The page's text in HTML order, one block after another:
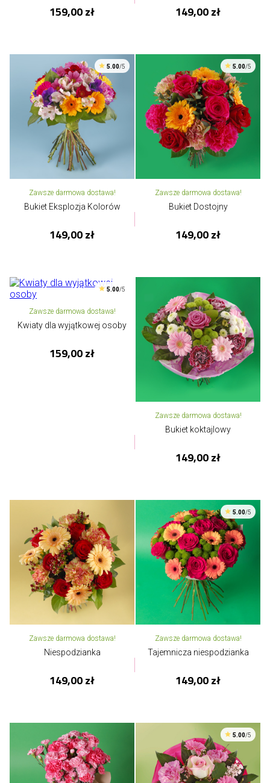
159,00 zł 149,00 zł
5.00/5
Zawsze darmowa dostawa!
Bukiet Eksplozja Kolorów
149,00 zł
5.00/5
Zawsze darmowa dostawa!
Bukiet Dostojny
149,00 zł
5.00/5
Zawsze darmowa dostawa!
Kwiaty dla wyjątkowej osoby
159,00 zł
Zawsze darmowa dostawa!
Bukiet koktajlowy
149,00 zł
Zawsze darmowa dostawa!
Niespodzianka
149,00 zł
5.00/5
Zawsze darmowa dostawa!
Tajemnicza niespodzianka
149,00 zł
5.00/5